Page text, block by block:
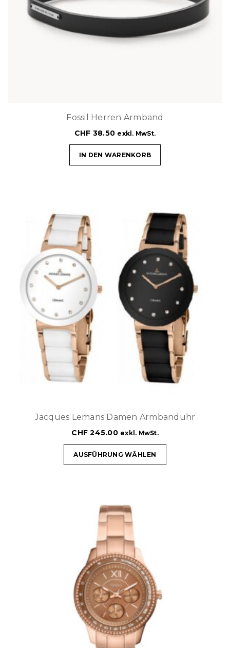
Fossil Herren Armband
CHF 38.50 exkl. MwSt.
IN DEN WARENKORB
Jacques Lemans Damen Armbanduhr
CHF 245.00 exkl. MwSt.
AUSFÜHRUNG WÄHLEN